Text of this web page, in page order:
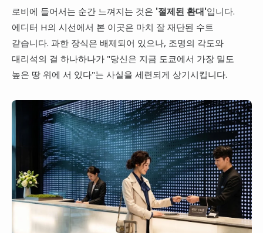
로비에 들어서는 순간 느껴지는 것은 '절제된 환대'입니다.
에디터 H의 시선에서 본 이곳은 마치 잘 재단된 수트
같습니다. 과한 장식은 배제되어 있으나, 조명의 각도와
대리석의 결 하나하나가 "당신은 지금 도쿄에서 가장 밀도
높은 땅 위에 서 있다"는 사실을 세련되게 상기시킵니다.